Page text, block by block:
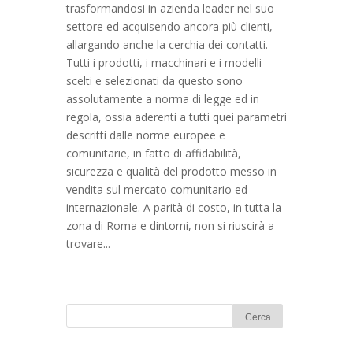
trasformandosi in azienda leader nel suo
settore ed acquisendo ancora più clienti,
allargando anche la cerchia dei contatti.
Tutti i prodotti, i macchinari e i modelli
scelti e selezionati da questo sono
assolutamente a norma di legge ed in
regola, ossia aderenti a tutti quei parametri
descritti dalle norme europee e
comunitarie, in fatto di affidabilità,
sicurezza e qualità del prodotto messo in
vendita sul mercato comunitario ed
internazionale. A parità di costo, in tutta la
zona di Roma e dintorni, non si riuscirà a
trovare...